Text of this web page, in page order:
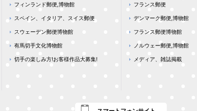
フィンランド郵便,博物館
スペイン、イタリア、スイス郵便
スウェーデン郵便博物館
有馬切手文化博物館
切手の楽しみ方!お客様作品大募集!
フランス郵便
デンマーク郵便,博物館
フランス郵便博物館
ノルウェー郵便,博物館
メディア、雑誌掲載